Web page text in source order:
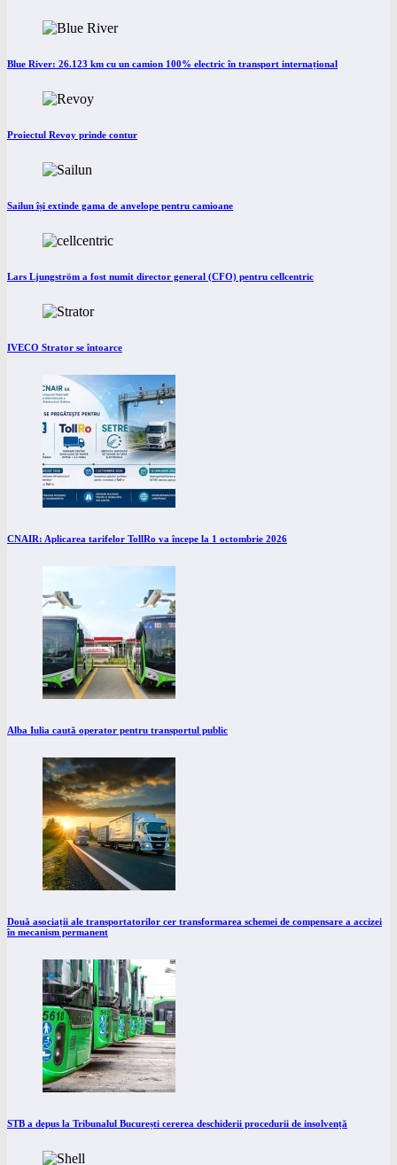
Blue River: 26.123 km cu un camion 100% electric în transport internațional
Proiectul Revoy prinde contur
Sailun își extinde gama de anvelope pentru camioane
Lars Ljungström a fost numit director general (CFO) pentru cellcentric
IVECO Strator se întoarce
CNAIR: Aplicarea tarifelor TollRo va începe la 1 octombrie 2026
Alba Iulia caută operator pentru transportul public
Două asociații ale transportatorilor cer transformarea schemei de compensare a accizei
în mecanism permanent
STB a depus la Tribunalul București cererea deschiderii procedurii de insolvență